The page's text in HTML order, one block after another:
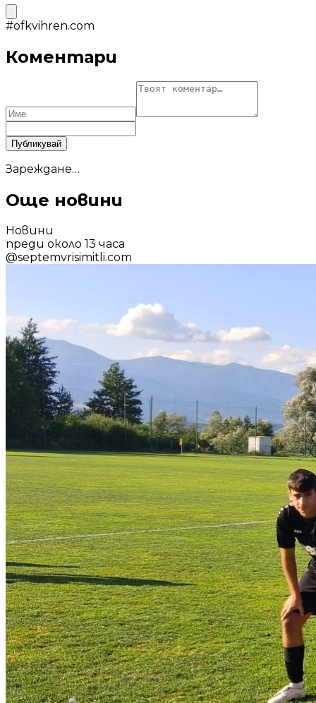
#ofkvihren.com
Коментари
Публикувай
Зареждане…
Още новини
Новини
преди около 13 часа
@septemvrisimitli.com